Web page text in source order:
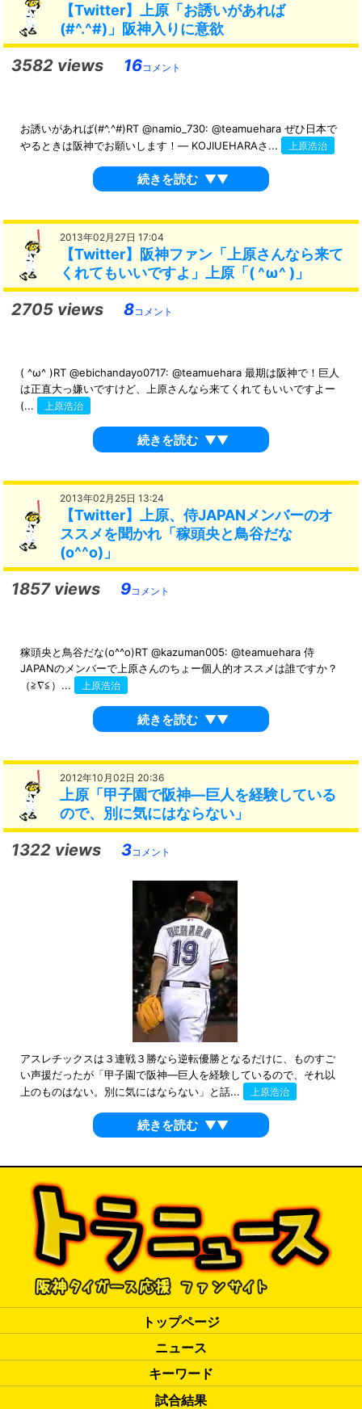
【Twitter】上原「お誘いがあれば
(#^.^#)」阪神入りに意欲
3582 views 16コメント
お誘いがあれば(#^.^#)RT @namio_730: @teamuehara ぜひ日本で
やるときは阪神でお願いします！— KOJIUEHARAさ...
上原浩治
続きを読む ▼▼
2013年02月27日 17:04
【Twitter】阪神ファン「上原さんなら来て
くれてもいいですよ」上原「( ^ω^ )」
2705 views 8コメント
( ^ω^ )RT @ebichandayo0717: @teamuehara 最期は阪神で！巨人
は正直大っ嫌いですけど、上原さんなら来てくれてもいいですよー
(...
上原浩治
続きを読む ▼▼
2013年02月25日 13:24
【Twitter】上原、侍JAPANメンバーのオ
ススメを聞かれ「稼頭央と鳥谷だな
(o^^o)」
1857 views 9コメント
稼頭央と鳥谷だな(o^^o)RT @kazuman005: @teamuehara 侍
JAPANのメンバーで上原さんのちょー個人的オススメは誰ですか？
（≧∇≦）...
上原浩治
続きを読む ▼▼
2012年10月02日 20:36
上原「甲子園で阪神―巨人を経験している
ので、別に気にはならない」
1322 views 3コメント
アスレチックスは３連戦３勝なら逆転優勝となるだけに、ものすご
い声援だったが「甲子園で阪神―巨人を経験しているので、それ以
上のものはない。別に気にはならない」と話...
上原浩治
続きを読む ▼▼
トップページ
ニュース
キーワード
試合結果